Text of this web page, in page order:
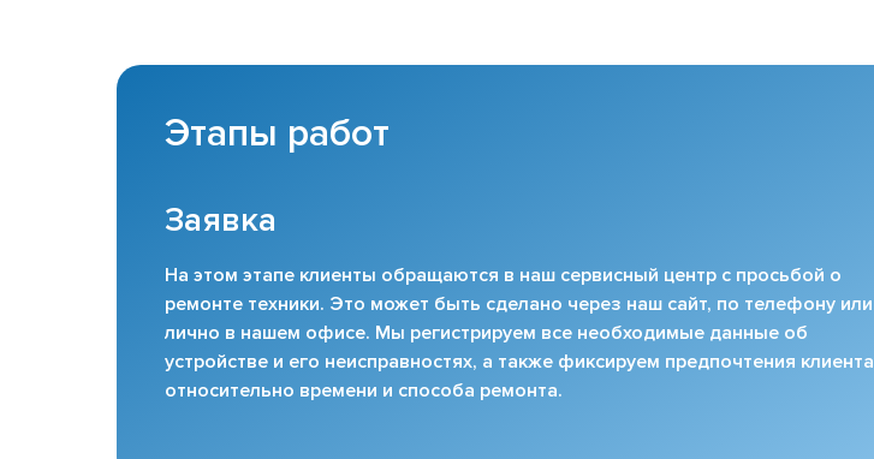
Этапы работ
Заявка
На этом этапе клиенты обращаются в наш сервисный центр с просьбой о
ремонте техники. Это может быть сделано через наш сайт, по телефону или
лично в нашем офисе. Мы регистрируем все необходимые данные об
устройстве и его неисправностях, а также фиксируем предпочтения клиента
относительно времени и способа ремонта.